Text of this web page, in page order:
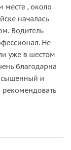
месте , около
началась
Водитель
Не
уже в шестом
благодарна
и